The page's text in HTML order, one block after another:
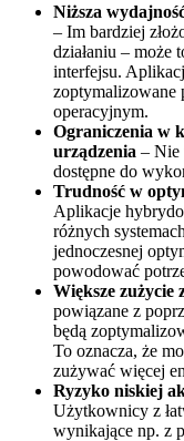
Niższa
– Im bardziej
działaniu – może
interfejsu.
zoptymalizowane
operacyjnym.
Ograniczenia w
urządzenia – Nie
dostępne do
Trudność w
Aplikacje
różnych
jednoczesnej
powodować
Większe zużycie
powiązane z
będą
To oznacza, że
zużywać więcej
Ryzyko niskiej
Użytkownicy z
wynikające np. z